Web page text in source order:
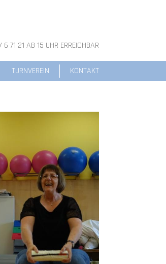
71 21 AB 15 UHR ERREICHBAR
TURNVEREIN KONTAKT